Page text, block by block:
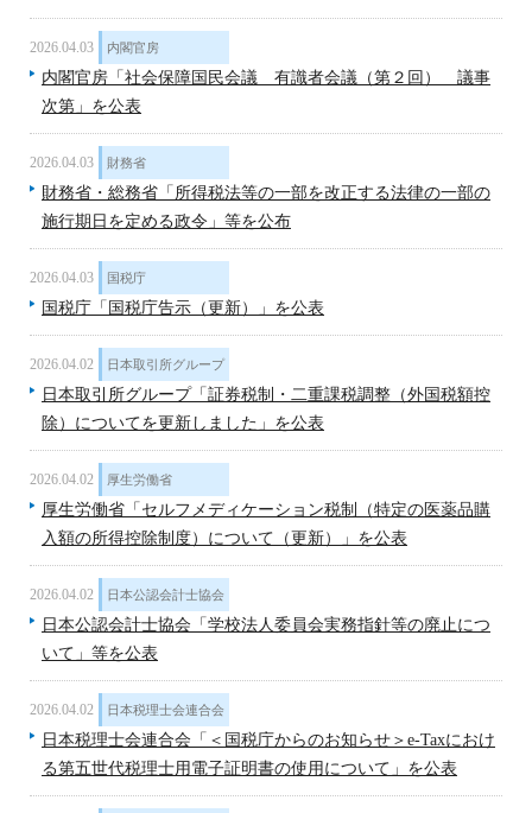
2026.04.03 内閣官房
内閣官房「社会保障国民会議 有識者会議（第２回） 議事
次第」を公表
2026.04.03 財務省
財務省・総務省「所得税法等の一部を改正する法律の一部の
施行期日を定める政令」等を公布
2026.04.03 国税庁
国税庁「国税庁告示（更新）」を公表
2026.04.02 日本取引所グループ
日本取引所グループ「証券税制・二重課税調整（外国税額控
除）についてを更新しました」を公表
2026.04.02 厚生労働省
厚生労働省「セルフメディケーション税制（特定の医薬品購
入額の所得控除制度）について（更新）」を公表
2026.04.02 日本公認会計士協会
日本公認会計士協会「学校法人委員会実務指針等の廃止につ
いて」等を公表
2026.04.02 日本税理士会連合会
日本税理士会連合会「＜国税庁からのお知らせ＞e-Taxにおけ
る第五世代税理士用電子証明書の使用について」を公表